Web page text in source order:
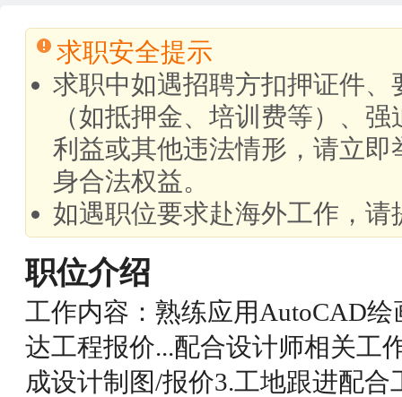
求职安全提示
求职中如遇招聘方扣押证件
（如抵押金、培训费等）、
利益或其他违法情形，请立
身合法权益。
如遇职位要求赴海外工作，
职位介绍
工作内容：熟练应用AutoCAD
达工程报价...配合设计师相关工
成设计制图/报价3.工地跟进配合